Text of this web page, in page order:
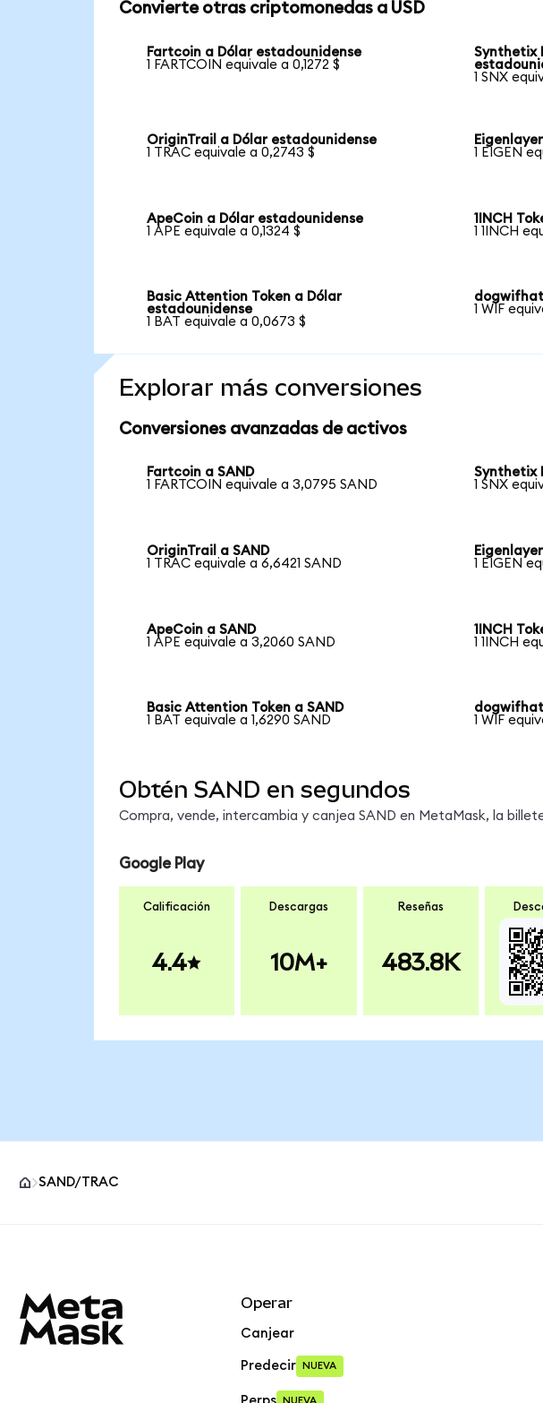
Convierte otras criptomonedas a USD
Fartcoin a Dólar estadounidense
1 FARTCOIN equivale a 0,1272 $
Synthetix
1 SNX
OriginTrail a Dólar estadounidense
1 TRAC equivale a 0,2743 $
1 EIGEN
ApeCoin a Dólar estadounidense
1 APE equivale a 0,1324 $
1INCH
1 1INCH
Basic Attention Token a Dólar
estadounidense
1 BAT equivale a 0,0673 $
1 WIF
Explorar más conversiones
Conversiones avanzadas de activos
Fartcoin a SAND
1 FARTCOIN equivale a 3,0795 SAND
Synthetix
1 SNX
OriginTrail a SAND
1 TRAC equivale a 6,6421 SAND
1 EIGEN
ApeCoin a SAND
1 APE equivale a 3,2060 SAND
1INCH
1 1INCH
Basic Attention Token a SAND
1 BAT equivale a 1,6290 SAND
dogwifhat
1 WIF
Obtén SAND en segundos
Compra, vende, intercambia y canjea SAND en MetaMask, la
Google Play
Calificación
4.4
Descargas
10M+
Reseñas
483.8K
SAND/TRAC
Operar
Canjear
Predecir NUEVA
NUEVA